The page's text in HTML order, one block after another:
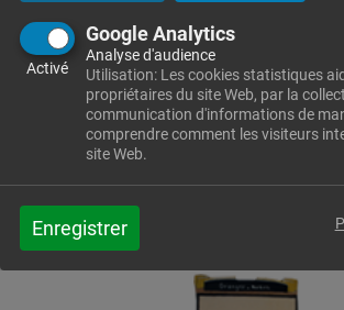
Google Analytics
Activé
Analyse d'audience
Utilisation: Les cookies statistiques
propriétaires du site Web, par la
communication d'informations de
comprendre comment les visiteurs
site Web.
Enregistrer
PAGE
Points d’Apports Volontaires
La collecte des déchets recyclables
emballages) se fait en point d’apport
de la Champagne Rue du Champ